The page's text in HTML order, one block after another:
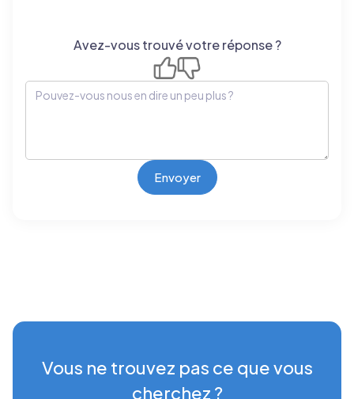
Avez-vous trouvé votre réponse ?
Vous ne trouvez pas ce que vous
cherchez ?